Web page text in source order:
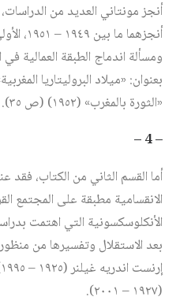
أنجز مونتاني العديد من
أنجزهما
ومسألة اندماج الطبقة العمالية
«الثورة بالمغرب» (١٩٥٢) (ص ٣٥).
– 4 –
أما القسم الثاني من الكتاب، فقد
الانقسامية مطبقة على المجتمع
الأنكلوسكسونية التي اهتمت
بعد الاستقلال وتفسيرها من
(١٩٢٧ – ٢٠٠١).